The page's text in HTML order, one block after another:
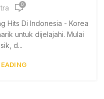
0
Hits Di Indonesia - Korea
untuk dijelajahi. Mulai
d...